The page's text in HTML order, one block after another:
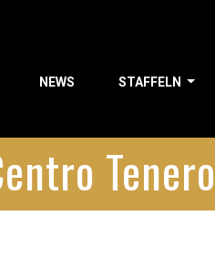
NEWS STAFFELN
Tenero